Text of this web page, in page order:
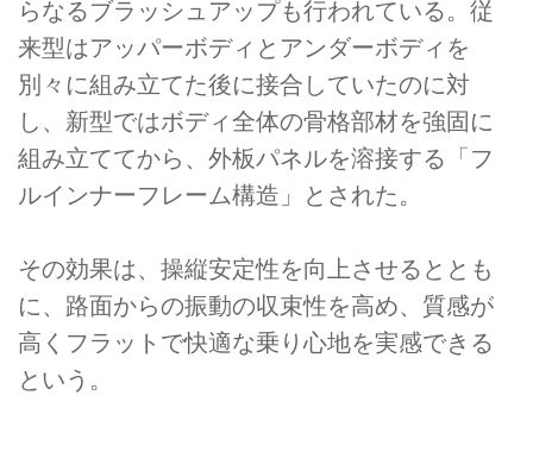
らなるブラッシュアップも行われている。従
来型はアッパーボディとアンダーボディを
別々に組み立てた後に接合していたのに対
し、新型ではボディ全体の骨格部材を強固に
組み立ててから、外板パネルを溶接する「フ
ルインナーフレーム構造」とされた。
その効果は、操縦安定性を向上させるととも
に、路面からの振動の収束性を高め、質感が
高くフラットで快適な乗り心地を実感できる
という。